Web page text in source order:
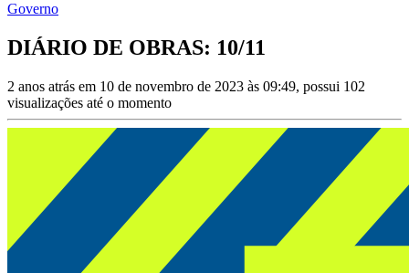
Governo
DIÁRIO DE OBRAS: 10/11
2 anos atrás em 10 de novembro de 2023 às 09:49, possui 102
visualizações até o momento